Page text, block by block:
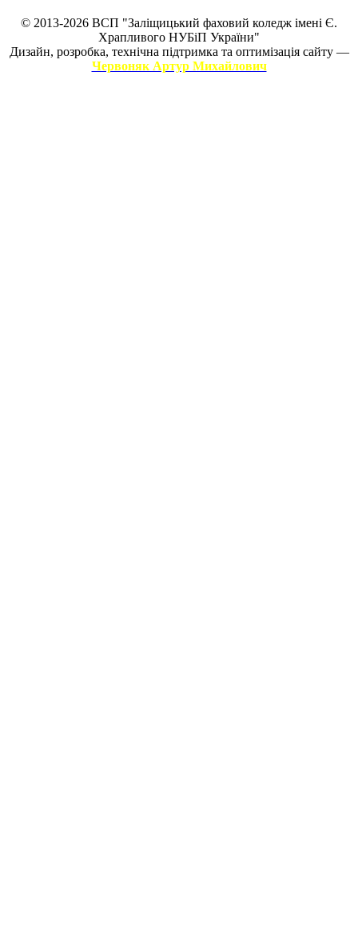
© 2013-2026 ВСП "Заліщицький фаховий коледж імені Є.
Храпливого НУБіП України"
Дизайн, розробка, технічна підтримка та оптимізація сайту —
Червоняк Артур Михайлович